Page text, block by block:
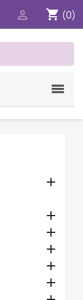
shopping_cart (0)






